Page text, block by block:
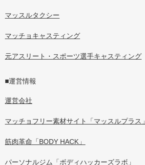
マッスルタクシー
マッチョキャスティング
元アスリート・スポーツ選手キャスティング
■運営情報
運営会社
マッチョフリー素材サイト「マッスルプラス」
筋肉革命「BODY HACK」
パーソナルジム「ボディハッカーズラボ」